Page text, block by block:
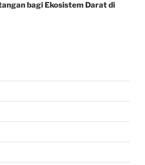
bagi Ekosistem Darat di